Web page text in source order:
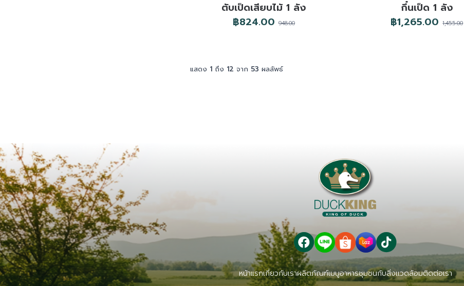
ตับเป็ดเสียบไม้ 1 ลัง
฿824.00948.00
กึ๋นเป็ด 1 ลัง
฿1,265.001,455.00
แสดง 1 ถึง 12 จาก 53 ผลลัพธ์
หน้าแรกเกี่ยวกับเราผลิตภัณฑ์เมนูอาหารชุมชนกับสิ่งเเวดล้อมติดต่อเรา